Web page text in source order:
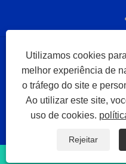
Lar Sobre nós
Enviar consulta
XML
Copyright © 2021 Taizhou Juhang
Todos os
Utilizamos cookies
melhor experiência de
o tráfego do site e
Ao utilizar este site,
uso de cookies.
Rejeitar